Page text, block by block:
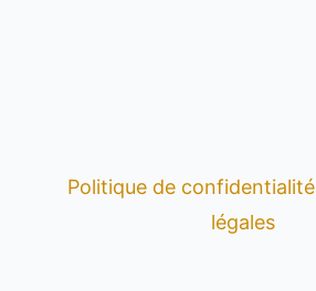
Politique de confidentialité
légales